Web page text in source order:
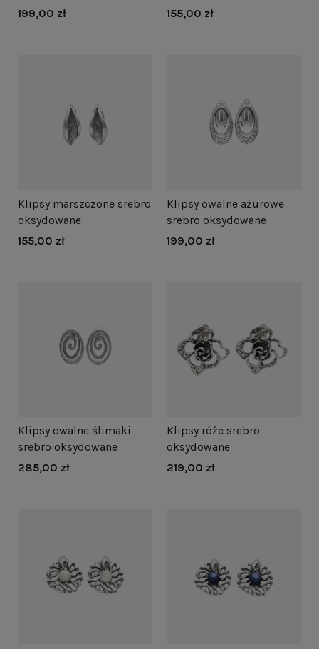
199,00 zł 155,00 zł
Klipsy marszczone srebro
oksydowane
155,00 zł
Klipsy owalne ażurowe
srebro oksydowane
199,00 zł
Klipsy owalne ślimaki
srebro oksydowane
285,00 zł
Klipsy róże srebro
oksydowane
219,00 zł